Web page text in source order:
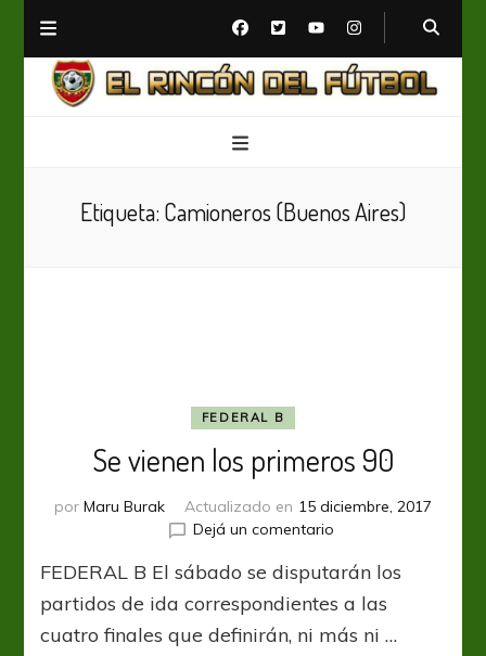
Etiqueta: Camioneros (Buenos Aires)
FEDERAL B
Se vienen los primeros 90
por Maru Burak Actualizado en 15 diciembre, 2017
Dejá un comentarioen
vienen
los
90
FEDERAL B El sábado se disputarán los
partidos de ida correspondientes a las
cuatro finales que definirán, ni más ni …